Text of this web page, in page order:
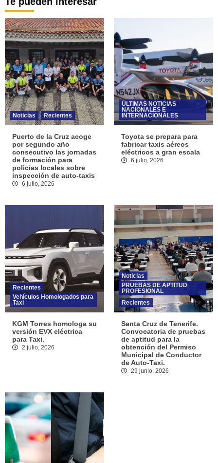
Noticias Recientes
Puerto de la Cruz acoge
por segundo año
consecutivo las jornadas
de formación para
policías locales sobre
inspección de auto-taxis
6 julio, 2026
ÚLTIMAS NOTICIAS
NACIONALES E
INTERNACIONALES
Toyota se prepara para
fabricar taxis aéreos
eléctricos a gran escala
6 julio, 2026
Recientes
Vehículos Homologados para
Taxi
KGM Torres homologa su
versión EVX eléctrica
para Taxi.
2 julio, 2026
Noticias
PRUEBAS DE APTITUD
PROFESIONAL
Recientes
Santa Cruz de Tenerife.
Convocatoria de pruebas
de aptitud para la
obtención del Permiso
Municipal de Conductor
de Auto-Taxi.
29 junio, 2026